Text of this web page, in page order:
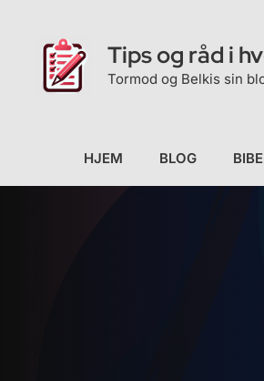
innhold
Tips og råd i
Tormod og Belkis sin
HJEM BLOG